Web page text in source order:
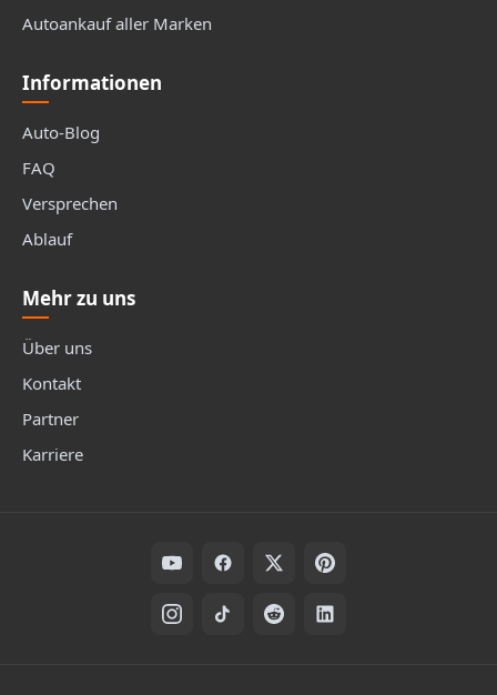
Autoankauf aller Marken
Informationen
Auto-Blog
FAQ
Versprechen
Ablauf
Mehr zu uns
Über uns
Kontakt
Partner
Karriere
Folge uns auf Social Media